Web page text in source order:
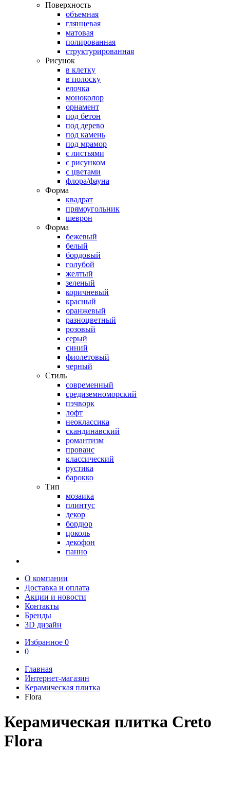
Поверхность
объемная
глянцевая
матовая
полированная
структурированная
Рисунок
в клетку
в полоску
елочка
моноколор
орнамент
под бетон
под дерево
под камень
под мрамор
с листьями
с рисунком
с цветами
флора/фауна
Форма
квадрат
прямоугольник
шеврон
Форма
бежевый
белый
бордовый
голубой
желтый
зеленый
коричневый
красный
оранжевый
разноцветный
розовый
серый
синий
фиолетовый
черный
Стиль
современный
средиземноморский
пэчворк
лофт
неоклассика
скандинавский
романтизм
прованс
классический
рустика
барокко
Тип
мозаика
плинтус
декор
бордюр
цоколь
декофон
панно
О компании
Доставка и оплата
Акции и новости
Контакты
Бренды
3D дизайн
Избранное 0
0
Главная
Интернет-магазин
Керамическая плитка
Flora
Керамическая плитка Creto
Flora